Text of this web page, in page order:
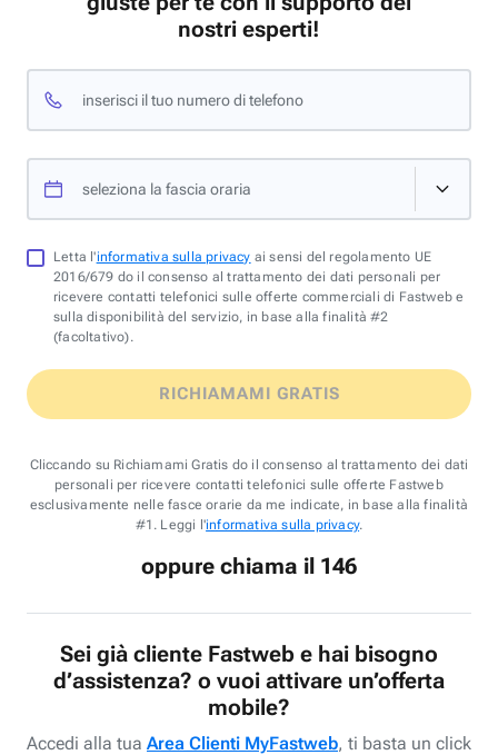
nostri esperti!
inserisci il tuo numero di telefono
seleziona la fascia oraria
Letta l'informativa sulla privacy ai sensi del regolamento UE
2016/679 do il consenso al trattamento dei dati personali per
ricevere contatti telefonici sulle offerte commerciali di Fastweb e
sulla disponibilità del servizio, in base alla finalità #2
(facoltativo).
RICHIAMAMI GRATIS
Cliccando su Richiamami Gratis do il consenso al trattamento dei dati
personali per ricevere contatti telefonici sulle offerte Fastweb
esclusivamente nelle fasce orarie da me indicate, in base alla finalità
#1. Leggi l'informativa sulla privacy.
oppure chiama il 146
Sei già cliente Fastweb e hai bisogno
d’assistenza? o vuoi attivare un’offerta
mobile?
Accedi alla tua Area Clienti MyFastweb, ti basta un click